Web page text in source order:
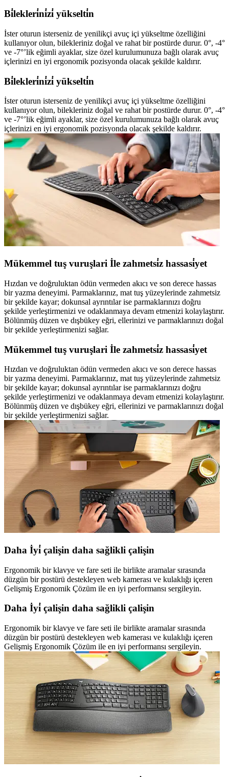
Bi̇lekleri̇ni̇zi̇ yükselti̇n
İster oturun isterseniz de yenilikçi avuç içi yükseltme özelliğini
kullanıyor olun, bilekleriniz doğal ve rahat bir postürde durur. 0°, -4°
ve -7°’lik eğimli ayaklar, size özel kurulumunuza bağlı olarak avuç
içlerinizi en iyi ergonomik pozisyonda olacak şekilde kaldırır.
Bi̇lekleri̇ni̇zi̇ yükselti̇n
İster oturun isterseniz de yenilikçi avuç içi yükseltme özelliğini
kullanıyor olun, bilekleriniz doğal ve rahat bir postürde durur. 0°, -4°
ve -7°’lik eğimli ayaklar, size özel kurulumunuza bağlı olarak avuç
içlerinizi en iyi ergonomik pozisyonda olacak şekilde kaldırır.
Mükemmel tuş vuruşlari İle zahmetsi̇z hassasi̇yet
Hızdan ve doğruluktan ödün vermeden akıcı ve son derece hassas
bir yazma deneyimi. Parmaklarınız, mat tuş yüzeylerinde zahmetsiz
bir şekilde kayar; dokunsal ayrıntılar ise parmaklarınızı doğru
şekilde yerleştirmenizi ve odaklanmaya devam etmenizi kolaylaştırır.
Bölünmüş düzen ve dışbükey eğri, ellerinizi ve parmaklarınızı doğal
bir şekilde yerleştirmenizi sağlar.
Mükemmel tuş vuruşlari İle zahmetsi̇z hassasi̇yet
Hızdan ve doğruluktan ödün vermeden akıcı ve son derece hassas
bir yazma deneyimi. Parmaklarınız, mat tuş yüzeylerinde zahmetsiz
bir şekilde kayar; dokunsal ayrıntılar ise parmaklarınızı doğru
şekilde yerleştirmenizi ve odaklanmaya devam etmenizi kolaylaştırır.
Bölünmüş düzen ve dışbükey eğri, ellerinizi ve parmaklarınızı doğal
bir şekilde yerleştirmenizi sağlar.
Daha İyi̇ çalişin daha sağlikli çalişin
Ergonomik bir klavye ve fare seti ile birlikte aramalar sırasında
düzgün bir postürü destekleyen web kamerası ve kulaklığı içeren
Gelişmiş Ergonomik Çözüm ile en iyi performansı sergileyin.
Daha İyi̇ çalişin daha sağlikli çalişin
Ergonomik bir klavye ve fare seti ile birlikte aramalar sırasında
düzgün bir postürü destekleyen web kamerası ve kulaklığı içeren
Gelişmiş Ergonomik Çözüm ile en iyi performansı sergileyin.